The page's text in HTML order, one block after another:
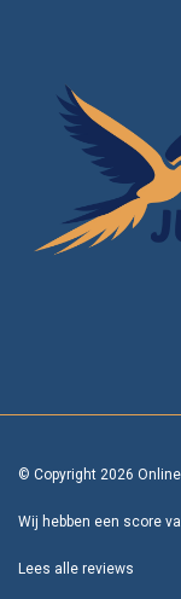
© Copyright 2026
Wij hebben een score
Lees alle reviews